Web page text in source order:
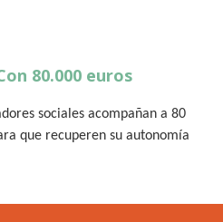
80.000 euros
sociales acompañan a 80
que recuperen su autonomía